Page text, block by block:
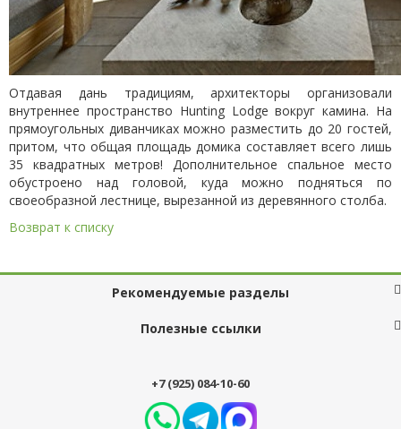
Отдавая дань традициям, архитекторы организовали
внутреннее пространство Hunting Lodge вокруг камина. На
прямоугольных диванчиках можно разместить до 20 гостей,
притом, что общая площадь домика составляет всего лишь
35 квадратных метров! Дополнительное спальное место
обустроено над головой, куда можно подняться по
своеобразной лестнице, вырезанной из деревянного столба.
Возврат к списку
Рекомендуемые разделы
Полезные ссылки
+7 (925) 084-10-60